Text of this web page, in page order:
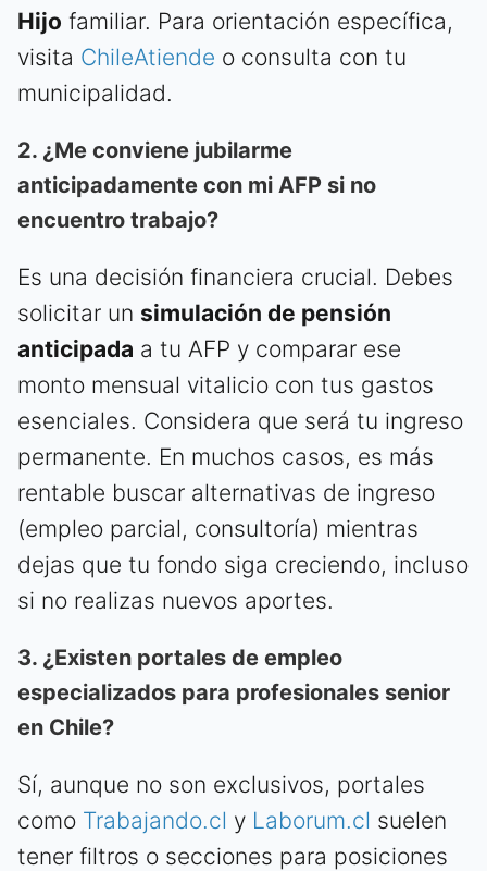
Hijo familiar. Para orientación específica,
visita ChileAtiende o consulta con tu
municipalidad.
2. ¿Me conviene jubilarme
anticipadamente con mi AFP si no
encuentro trabajo?
Es una decisión financiera crucial. Debes
solicitar un simulación de pensión
anticipada a tu AFP y comparar ese
monto mensual vitalicio con tus gastos
esenciales. Considera que será tu ingreso
permanente. En muchos casos, es más
rentable buscar alternativas de ingreso
(empleo parcial, consultoría) mientras
dejas que tu fondo siga creciendo, incluso
si no realizas nuevos aportes.
3. ¿Existen portales de empleo
especializados para profesionales senior
en Chile?
Sí, aunque no son exclusivos, portales
como Trabajando.cl y Laborum.cl suelen
tener filtros o secciones para posiciones